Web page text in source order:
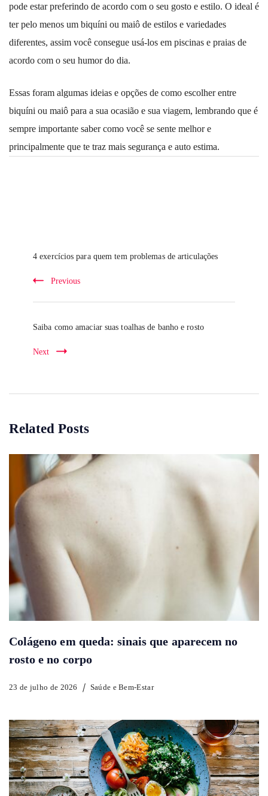
pode estar preferindo de acordo com o seu gosto e estilo. O ideal é
ter pelo menos um biquíni ou maiô de estilos e variedades
diferentes, assim você consegue usá-los em piscinas e praias de
acordo com o seu humor do dia.
Essas foram algumas ideias e opções de como escolher entre
biquíni ou maiô para a sua ocasião e sua viagem, lembrando que é
sempre importante saber como você se sente melhor e
principalmente que te traz mais segurança e auto estima.
Navigation
4 exercícios para quem tem problemas de articulações
Previous
Saiba como amaciar suas toalhas de banho e rosto
Next
Related Posts
Colágeno em queda: sinais que aparecem no
rosto e no corpo
23 de julho de 2026 Saúde e Bem-Estar